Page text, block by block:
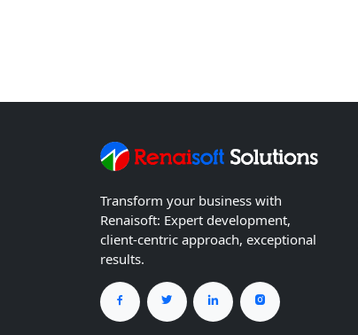
Transform your business with
Renaisoft: Expert development,
client-centric approach, exceptional
results.